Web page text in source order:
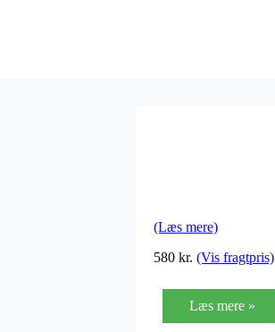
(Læs mere)
580 kr. (Vis fragtpris)
Læs mere »